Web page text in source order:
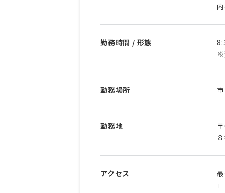
勤務時間 / 形態
※
勤務場所
勤務地
アクセス
」